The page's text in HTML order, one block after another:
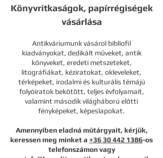
Könyvritkaságok, papírrégiségek
vásárlása
Antikváriumunk vásárol bibliofil
kiadványokat, dedikált műveket, antik
könyveket, eredeti metszeteket,
litográfiákat, kéziratokat, okleveleket,
térképeket, irodalmi és kulturális témájú
folyóiratok bekötött, teljes évfolyamait,
valamint második világháború előtti
fényképeket, képeslapokat.
Amennyiben eladná műtárgyait, kérjük,
keressen meg minket a +36 30 442 1386-os
telefonszámon vagy